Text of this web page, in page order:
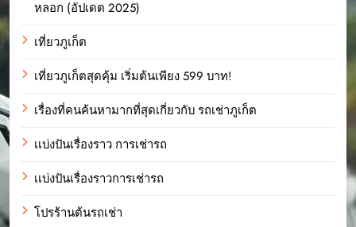
หลอก (อัปเดต 2025)
เที่ยวภูเก็ต
เที่ยวภูเก็ตสุดคุ้ม เริ่มต้นเพียง 599 บาท!
เรื่องที่คนค้นหามากที่สุดเกี่ยวกับ รถเช่าภูเก็ต
เเบ่งปันเรื่องราว การเช่ารถ
เเบ่งปันเรื่องราวการเช่ารถ
โปรร้านต้นรถเช่า